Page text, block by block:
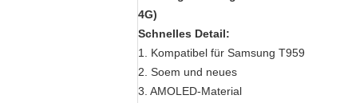
4G)
Schnelles Detail:
1. Kompatibel für Samsung T959
2. Soem und neues
3. AMOLED-Material